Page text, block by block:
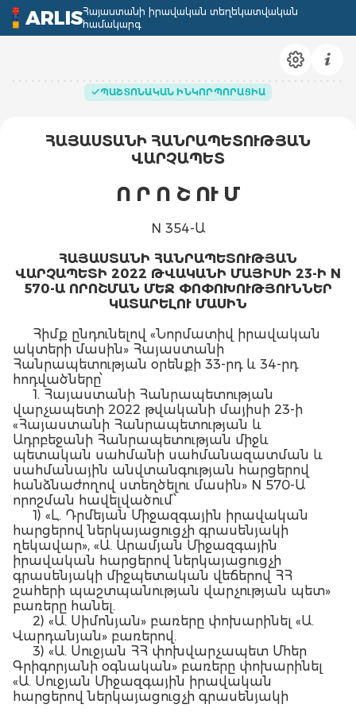
ARLISՀայաստանի իրավական տեղեկատվական
համակարգ
ՊԱՇՏՈՆԱԿԱՆ ԻՆԿՈՐՊՈՐԱՑԻԱ
ՀԱՅԱՍՏԱՆԻ ՀԱՆՐԱՊԵՏՈՒԹՅԱՆ
ՎԱՐՉԱՊԵՏ
Ո Ր Ո Շ ՈՒ Մ
N 354-Ա
ՀԱՅԱՍՏԱՆԻ ՀԱՆՐԱՊԵՏՈՒԹՅԱՆ
ՎԱՐՉԱՊԵՏԻ 2022 ԹՎԱԿԱՆԻ ՄԱՅԻՍԻ 23-Ի N
570-Ա ՈՐՈՇՄԱՆ ՄԵՋ ՓՈՓՈԽՈՒԹՅՈՒՆՆԵՐ
ԿԱՏԱՐԵԼՈՒ ՄԱՍԻՆ
Հիմք ընդունելով «Նորմատիվ իրավական
ակտերի մասին» Հայաստանի
Հանրապետության օրենքի 33-րդ և 34-րդ
հոդվածները՝
1. Հայաստանի Հանրապետության
վարչապետի 2022 թվականի մայիսի 23-ի
«Հայաստանի Հանրապետության և
Ադրբեջանի Հանրապետության միջև
պետական սահմանի սահմանազատման և
սահմանային անվտանգության հարցերով
հանձնաժողով ստեղծելու մասին» N 570-Ա
որոշման հավելվածում՝
1) «Լ. Դրմեյան Միջազգային իրավական
հարցերով ներկայացուցչի գրասենյակի
ղեկավար», «Ա. Արամյան Միջազգային
իրավական հարցերով ներկայացուցչի
գրասենյակի միջպետական վեճերով ՀՀ
շահերի պաշտպանության վարչության պետ»
բառերը հանել.
2) «Ա. Սիմոնյան» բառերը փոխարինել «Ա.
Վարդանյան» բառերով.
3) «Ա. Սուջյան ՀՀ փոխվարչապետ Մհեր
Գրիգորյանի օգնական» բառերը փոխարինել
«Ա. Սուջյան Միջազգային իրավական
հարցերով ներկայացուցչի գրասենյակի